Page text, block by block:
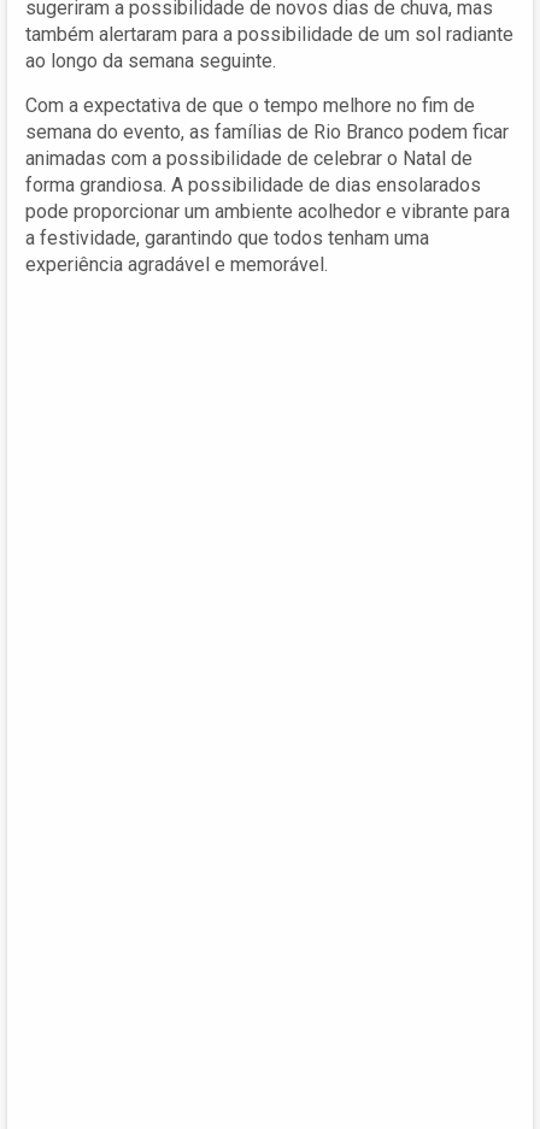
sugeriram a possibilidade de novos dias de chuva, mas
também alertaram para a possibilidade de um sol radiante
ao longo da semana seguinte.
Com a expectativa de que o tempo melhore no fim de
semana do evento, as famílias de Rio Branco podem ficar
animadas com a possibilidade de celebrar o Natal de
forma grandiosa. A possibilidade de dias ensolarados
pode proporcionar um ambiente acolhedor e vibrante para
a festividade, garantindo que todos tenham uma
experiência agradável e memorável.